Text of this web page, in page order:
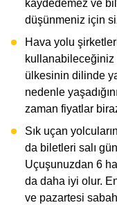
kaydedemez ve
düşünmeniz için
Hava yolu
kullanabileceğiniz
ülkesinin dilinde
nedenle
zaman fiyatlar
Sık uçan
da biletleri salı
Uçuşunuzdan 6
da daha iyi olur.
ve pazartesi